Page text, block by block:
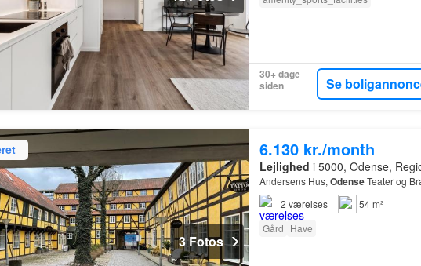
30+ dage
siden
Se
3 Fotos
6.130 kr./month
Lejlighed i 5000, Odense,
Andersens Hus, OdenseTeater og
2 værelses
54 m²
Gård Have